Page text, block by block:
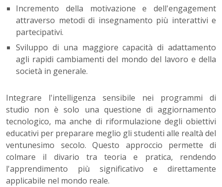
Incremento della motivazione e dell'engagement
attraverso metodi di insegnamento più interattivi e
partecipativi.
Sviluppo di una maggiore capacità di adattamento
agli rapidi cambiamenti del mondo del lavoro e della
società in generale.
Integrare l'intelligenza sensibile nei programmi di
studio non è solo una questione di aggiornamento
tecnologico, ma anche di riformulazione degli obiettivi
educativi per preparare meglio gli studenti alle realtà del
ventunesimo secolo. Questo approccio permette di
colmare il divario tra teoria e pratica, rendendo
l'apprendimento più significativo e direttamente
applicabile nel mondo reale.